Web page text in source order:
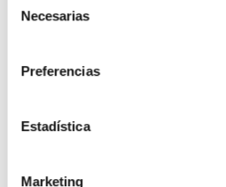
Necesarias
Preferencias
Estadística
Marketing
19.30€
- +